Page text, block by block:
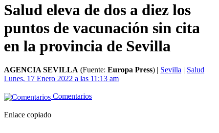
Salud eleva de dos a diez los
puntos de vacunación sin cita
en la provincia de Sevilla
AGENCIA SEVILLA (Fuente: Europa Press) | Sevilla | Salud
Lunes, 17 Enero 2022 a las 11:13 am
Comentarios
Enlace copiado